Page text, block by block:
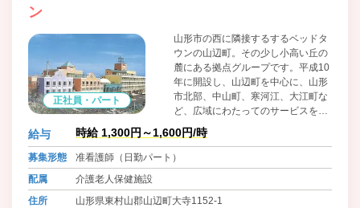
ン
正社員・パート
山形市の西に隣接するするベッドタ
ウンの山辺町。その少し小高い丘の
麓にある拠点グループです。平成10
年に開設し、山辺町を中心に、山形
市北部、中山町、寒河江、大江町な
ど、広域にわたってのサービスを提
供しております。 通所・訪問系の
サービスを併設した介護老人保健施
設を中核として、クリニックや、社
会福祉法人運営のケアハウス（経費
する総合福祉施設です。
給与 時給 1,300円～1,600円/時
募集形態
准看護師（日勤パート）
配属
介護老人保健施設
住所
山形県東村山郡山辺町大寺1152-1